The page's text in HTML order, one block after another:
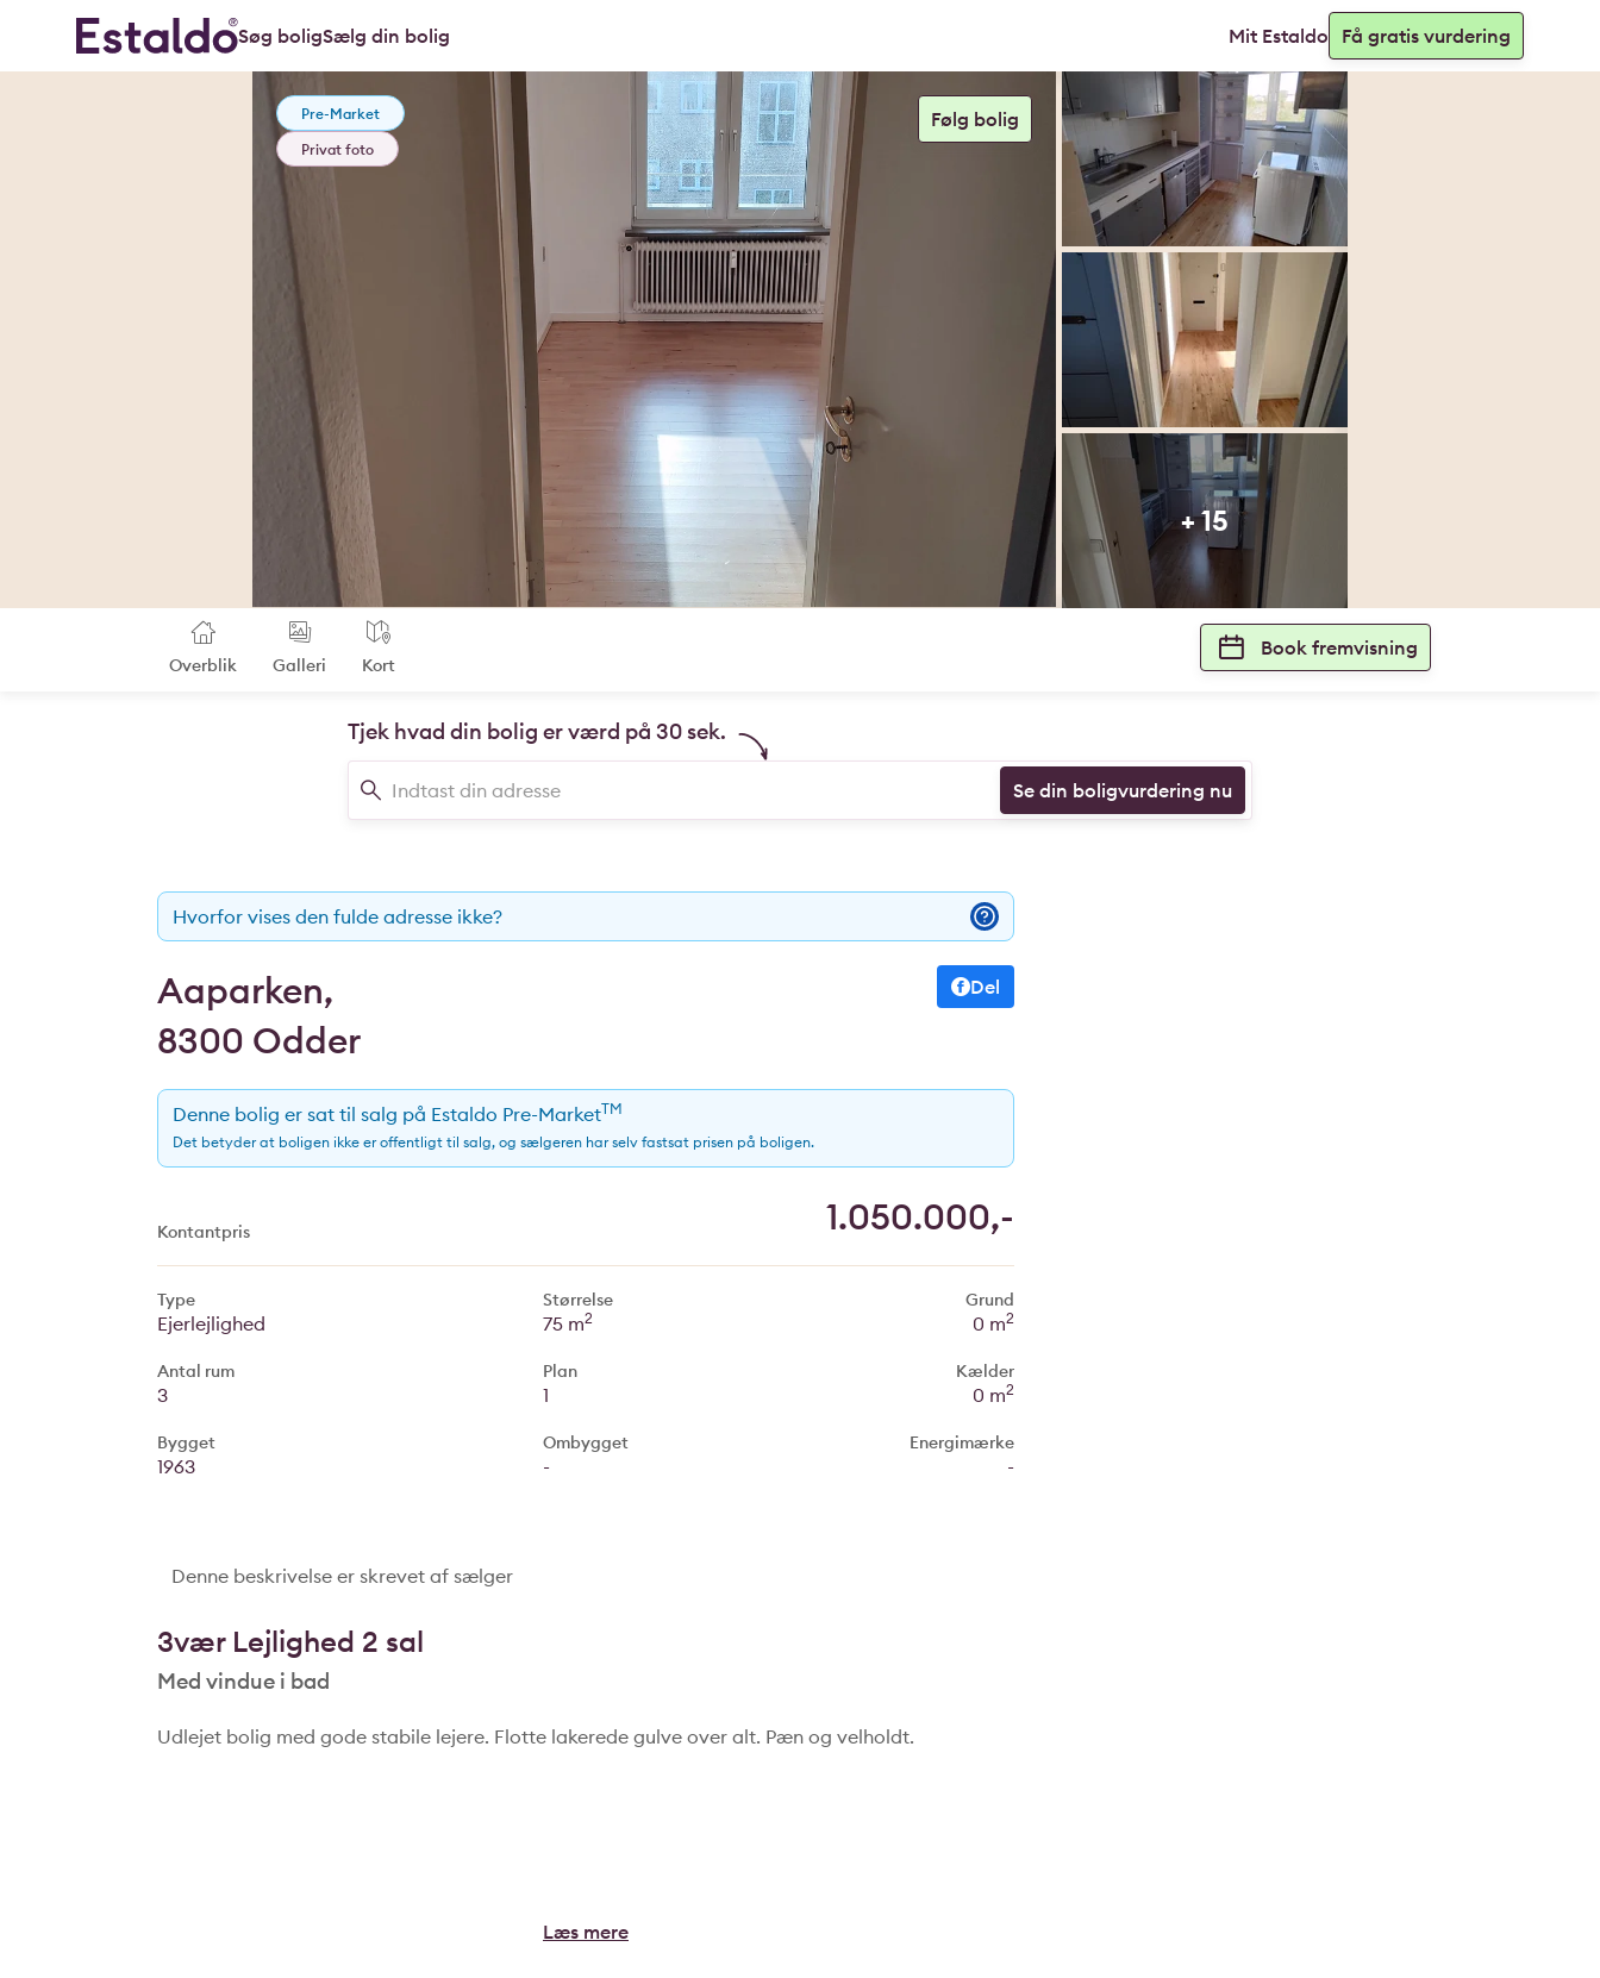
Søg boligSælg din bolig Mit Estaldo Få gratis vurdering
Pre-Market
Privat foto
+ 15
Overblik Galleri Kort
Book fremvisning
Tjek hvad din bolig er værd på 30 sek.
Se din boligvurdering nu
Hvorfor vises den fulde adresse ikke?
Aaparken,
8300 Odder
Del
Denne bolig er sat til salg på Estaldo Pre-MarketTM
Det betyder at boligen ikke er offentligt til salg, og sælgeren har selv fastsat prisen på boligen.
Kontantpris 1.050.000,-
Type
Ejerlejlighed
Antal rum
3
Bygget
1963
Størrelse
75 m2
Plan
1
Ombygget
-
Grund
0 m2
Kælder
0 m2
Energimærke
-
Denne beskrivelse er skrevet af sælger
3vær Lejlighed 2 sal
Med vindue i bad
Udlejet bolig med gode stabile lejere. Flotte lakerede gulve over alt. Pæn og velholdt.